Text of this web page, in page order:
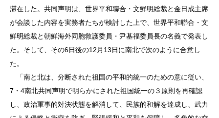
滞在した。共同声明は、世界平和聯合・文鮮明総裁と金日成主席
が会談した内容を実務者たちが検討した上で、世界平和聯合・文
鮮明総裁と朝鮮海外同胞救護委員・尹基福委員長の名義で発表し
た。そして、その6日後の12月13日に南北で次のように合意し
た。
「南と北は、分断された祖国の平和的統一のための意に従い、
7・4南北共同声明で明らかにされた祖国統一の３原則を再確認
し、政治軍事的対決状態を解消して、民族的和解を達成し、武力